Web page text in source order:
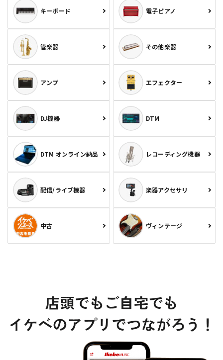
キーボード 電子ピアノ
管楽器 その他楽器
アンプ エフェクター
DJ機器 DTM
DTM オンライン納品 レコーディング機器
配信/ライブ機器 楽器アクセサリ
中古 ヴィンテージ